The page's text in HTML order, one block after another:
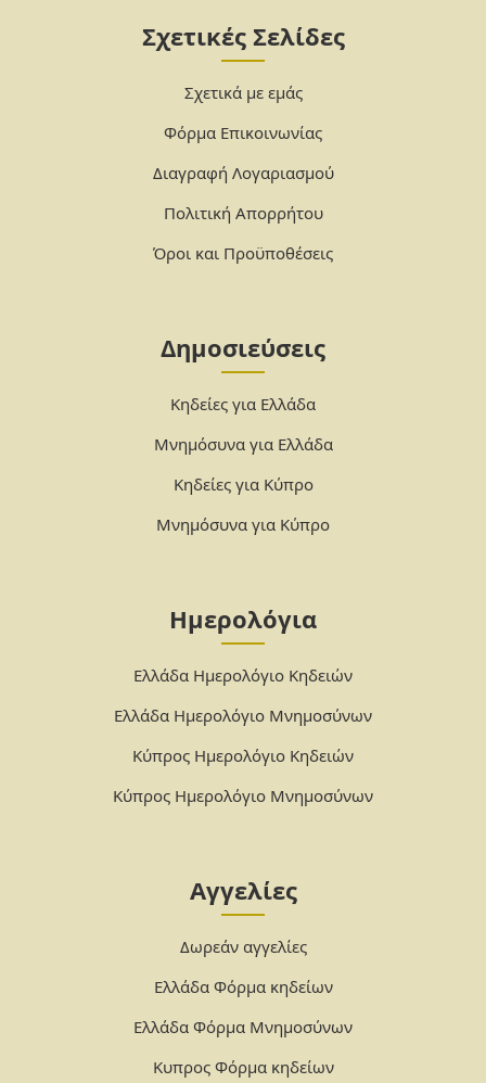
Σχετικές Σελίδες
Σχετικά με εμάς
Φόρμα Επικοινωνίας
Διαγραφή Λογαριασμού
Πολιτική Απορρήτου
Όροι και Προϋποθέσεις
Δημοσιεύσεις
Κηδείες για Ελλάδα
Μνημόσυνα για Ελλάδα
Κηδείες για Κύπρο
Μνημόσυνα για Κύπρο
Ημερολόγια
Ελλάδα Ημερολόγιο Κηδειών
Ελλάδα Ημερολόγιο Μνημοσύνων
Κύπρος Ημερολόγιο Κηδειών
Κύπρος Ημερολόγιο Μνημοσύνων
Αγγελίες
Δωρεάν αγγελίες
Ελλάδα Φόρμα κηδείων
Ελλάδα Φόρμα Μνημοσύνων
Κυπρος Φόρμα κηδείων